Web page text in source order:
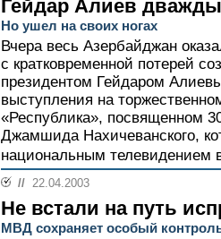
Гейдар Алиев
Но ушел на своих ногах
Вчера весь Азербайджан
с кратковременной потерей
президентом Гейдаром
выступления на
«Республика», посвященном
Джамшида Нахичеванского,
национальным телевидением
// 22.04.2003
Не встали на путь
МВД сохраняет особый